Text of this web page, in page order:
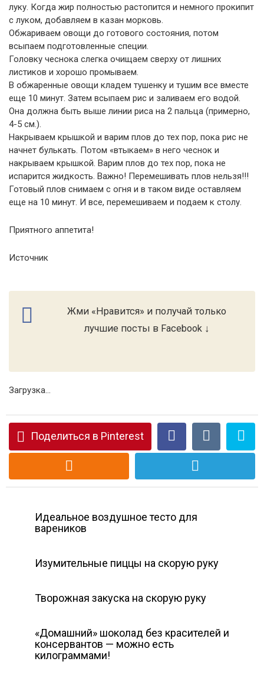
луку. Когда жир полностью растопится и немного прокипит
с луком, добавляем в казан морковь.
Обжариваем овощи до готового состояния, потом
всыпаем подготовленные специи.
Головку чеснока слегка очищаем сверху от лишних
листиков и хорошо промываем.
В обжаренные овощи кладем тушенку и тушим все вместе
еще 10 минут. Затем всыпаем рис и заливаем его водой.
Она должна быть выше линии риса на 2 пальца (примерно,
4-5 см.).
Накрываем крышкой и варим плов до тех пор, пока рис не
начнет булькать. Потом «втыкаем» в него чеснок и
накрываем крышкой. Варим плов до тех пор, пока не
испарится жидкость. Важно! Перемешивать плов нельзя!!!
Готовый плов снимаем с огня и в таком виде оставляем
еще на 10 минут. И все, перемешиваем и подаем к столу.
Приятного аппетита!
Источник
Жми «Нравится» и получай только
лучшие посты в Facebook ↓
Загрузка...
Поделиться в Pinterest
Идеальное воздушное тесто для
вареников
Изумительные пиццы на скорую руку
Творожная закуска на скорую руку
«Домашний» шоколад без красителей и
консервантов — можно есть
килограммами!